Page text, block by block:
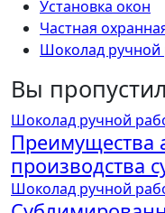
Установка окон
Частная
Шоколад ручной
Вы
Шоколад ручной
Преимущества
производства
Шоколад ручной